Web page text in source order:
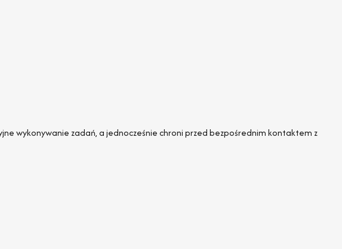
wykonywanie zadań, a jednocześnie chroni przed bezpośrednim kontaktem z